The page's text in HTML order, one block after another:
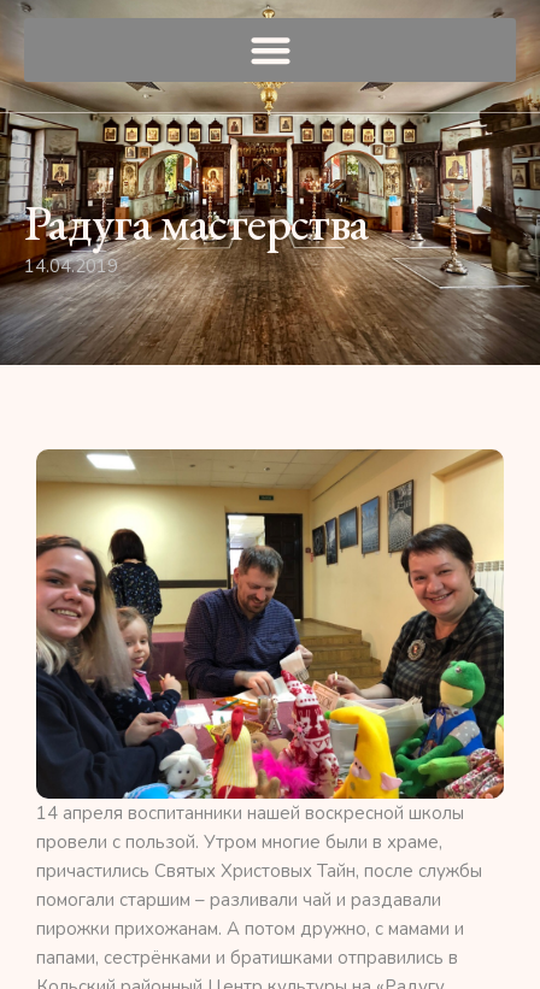
Радуга мастерства
14.04.2019
14 апреля воспитанники нашей воскресной школы
провели с пользой. Утром многие были в храме,
причастились Святых Христовых Тайн, после службы
помогали старшим – разливали чай и раздавали
пирожки прихожанам. А потом дружно, с мамами и
папами, сестрёнками и братишками отправились в